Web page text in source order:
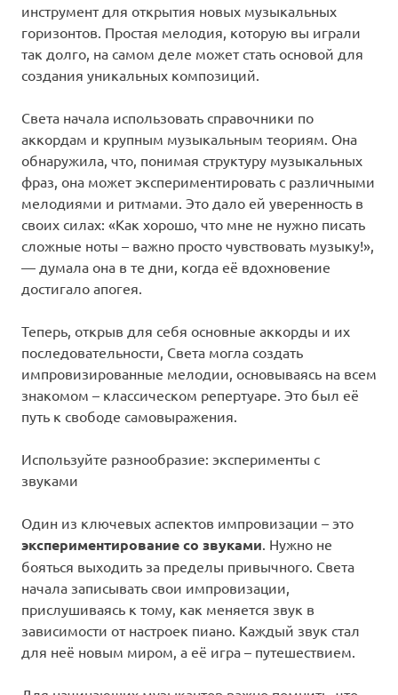
инструмент для открытия новых музыкальных
горизонтов. Простая мелодия, которую вы играли
так долго, на самом деле может стать основой для
создания уникальных композиций.
Света начала использовать справочники по
аккордам и крупным музыкальным теориям. Она
обнаружила, что, понимая структуру музыкальных
фраз, она может экспериментировать с различными
мелодиями и ритмами. Это дало ей уверенность в
своих силах: «Как хорошо, что мне не нужно писать
сложные ноты – важно просто чувствовать музыку!»,
— думала она в те дни, когда её вдохновение
достигало апогея.
Теперь, открыв для себя основные аккорды и их
последовательности, Света могла создать
импровизированные мелодии, основываясь на всем
знакомом – классическом репертуаре. Это был её
путь к свободе самовыражения.
Используйте разнообразие: эксперименты с
звуками
Один из ключевых аспектов импровизации – это
экспериментирование со звуками . Нужно не
бояться выходить за пределы привычного. Света
начала записывать свои импровизации,
прислушиваясь к тому, как меняется звук в
зависимости от настроек пиано. Каждый звук стал
для неё новым миром, а её игра – путешествием.